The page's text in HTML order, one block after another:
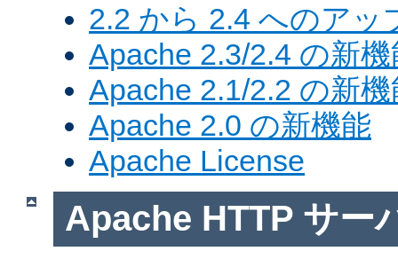
2.2 から 2.4 へのアッ
Apache 2.3/2.4 の新機
Apache 2.1/2.2 の新機
Apache 2.0 の新機能
Apache License
Apache HTTP サー